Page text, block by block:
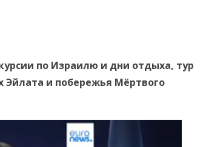
по Израилю и дни отдыха, тур
Эйлата и побережья Мёртвого